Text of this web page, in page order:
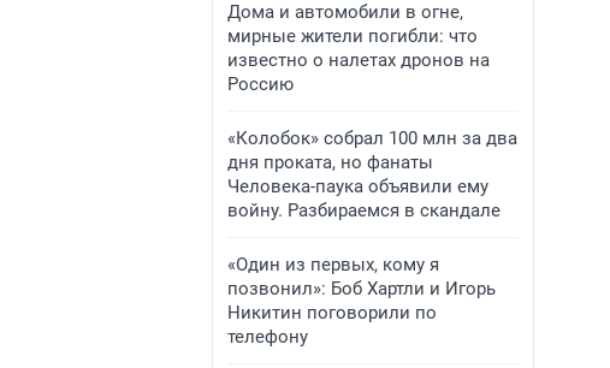
Дома и автомобили в огне,
мирные жители погибли: что
известно о налетах дронов на
Россию
«Колобок» собрал 100 млн за два
дня проката, но фанаты
Человека-паука объявили ему
войну. Разбираемся в скандале
«Один из первых, кому я
позвонил»: Боб Хартли и Игорь
Никитин поговорили по
телефону